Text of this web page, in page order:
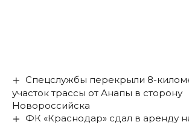
Спецслужбы перекрыли 8-
участок трассы от Анапы в сторону
Новороссийска
ФК «Краснодар» сдал в аренду